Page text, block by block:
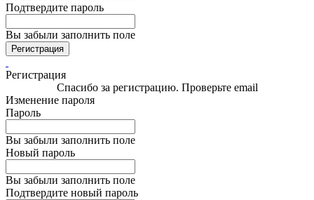
Подтвердите пароль
Вы забыли заполнить поле
Регистрация
Регистрация
Спасибо за регистрацию. Проверьте email
Изменение пароля
Пароль
Вы забыли заполнить поле
Новый пароль
Вы забыли заполнить поле
Подтвердите новый пароль